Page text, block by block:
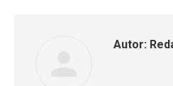
Autor: